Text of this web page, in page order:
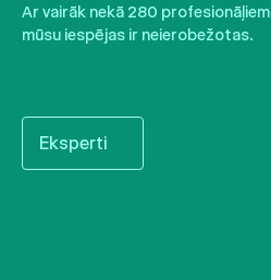
Ar vairāk nekā 280 profesionāļiem
mūsu iespējas ir neierobežotas.
Eksperti